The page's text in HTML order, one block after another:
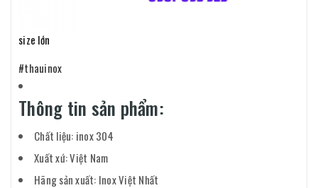
size lớn
#thauinox
Thông tin sản phẩm:
Chất liệu: inox 304
Xuất xứ: Việt Nam
Hãng sản xuất: Inox Việt Nhất